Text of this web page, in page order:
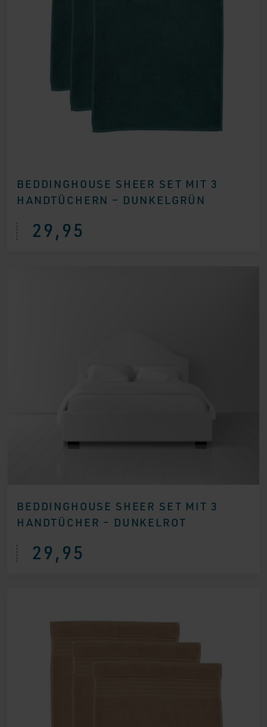
BEDDINGHOUSE SHEER SET MIT 3
HANDTÜCHERN – DUNKELGRÜN
29,95
BEDDINGHOUSE SHEER SET MIT 3
HANDTÜCHER – DUNKELROT
29,95